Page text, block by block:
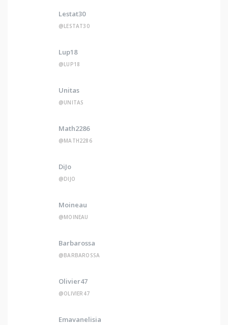
Lestat30
@LESTAT30
Lup18
@LUP18
Unitas
@UNITAS
Math2286
@MATH2286
DiJo
@DIJO
Moineau
@MOINEAU
Barbarossa
@BARBAROSSA
Olivier47
@OLIVIER47
Emavanelisia